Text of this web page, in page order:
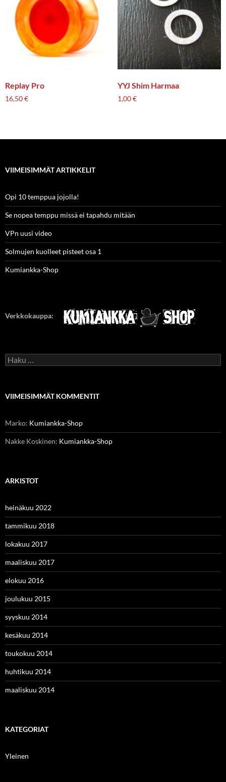
Replay Pro
16,50€
YYJ Shim Harmaa
1,00€
VIIMEISIMMÄT ARTIKKELIT
Opi 10 temppua jojolla!
Se nopea temppu missä ei tapahdu mitään
VPn uusi video
Solmujen kuolleet pisteet osa 1
Kumiankka-Shop
Verkkokauppa:
Haku:
VIIMEISIMMÄT KOMMENTIT
Marko: Kumiankka-Shop
Nakke Koskinen: Kumiankka-Shop
ARKISTOT
heinäkuu 2022
tammikuu 2018
lokakuu 2017
maaliskuu 2017
elokuu 2016
joulukuu 2015
syyskuu 2014
kesäkuu 2014
toukokuu 2014
huhtikuu 2014
maaliskuu 2014
KATEGORIAT
Yleinen